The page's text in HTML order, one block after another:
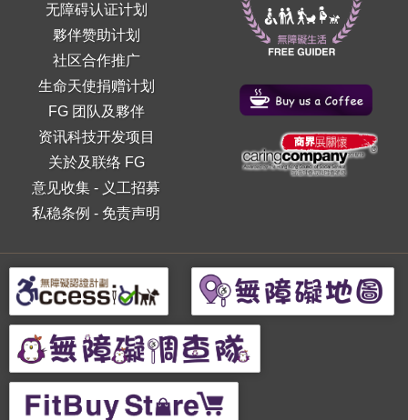
无障碍认证计划
夥伴赞助计划
社区合作推广
生命天使捐赠计划
FG 团队及夥伴
资讯科技开发项目
关於及联络 FG
意见收集 - 义工招募
私稳条例 - 免责声明